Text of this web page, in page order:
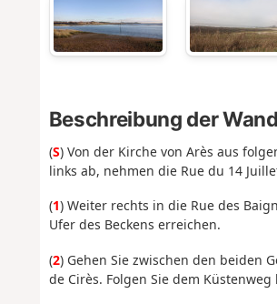
Beschreibung der
(S) Von der Kirche von Arès aus
links ab, nehmen die Rue du 14
(1) Weiter rechts in die Rue des
Ufer des Beckens erreichen.
(2) Gehen Sie zwischen den beiden
de Cirès. Folgen Sie dem